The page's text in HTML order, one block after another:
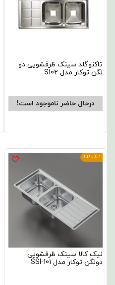
تاکنوگلد سینک ظرفشویی دو
لگن توکار مدل S102
درحال حاضر ناموجود است!
نیک کالا
نیک کالا سینک ظرفشویی
دولگن توکار مدل SSI-101